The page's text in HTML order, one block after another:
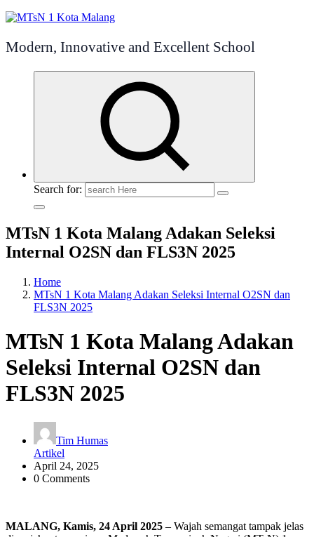
Modern, Innovative and Excellent School
Search for:
MTsN 1 Kota Malang Adakan Seleksi
Internal O2SN dan FLS3N 2025
Home
MTsN 1 Kota Malang Adakan Seleksi Internal O2SN dan
FLS3N 2025
MTsN 1 Kota Malang Adakan
Seleksi Internal O2SN dan
FLS3N 2025
Tim Humas
Artikel
April 24, 2025
0 Comments
MALANG, Kamis, 24 April 2025 – Wajah semangat tampak jelas